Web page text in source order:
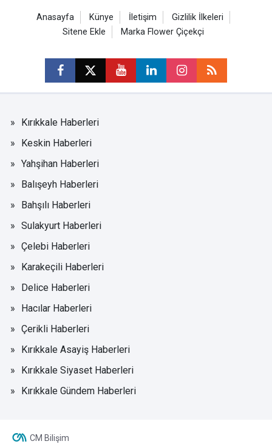
Anasayfa Künye İletişim
Gizlilik İlkeleri
Sitene Ekle
Marka Flower Çiçekçi
Kırıkkale Haberleri
Keskin Haberleri
Yahşihan Haberleri
Balışeyh Haberleri
Bahşılı Haberleri
Sulakyurt Haberleri
Çelebi Haberleri
Karakeçili Haberleri
Delice Haberleri
Hacılar Haberleri
Çerikli Haberleri
Kırıkkale Asayiş Haberleri
Kırıkkale Siyaset Haberleri
Kırıkkale Gündem Haberleri
CM Bilişim